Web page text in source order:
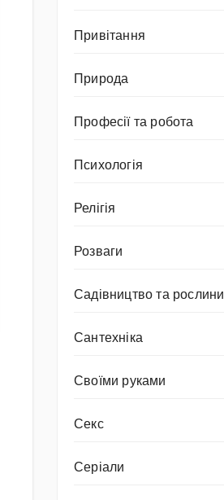
Привітання
Природа
Професії та робота
Психологія
Релігія
Розваги
Садівництво та рослини
Сантехніка
Своїми руками
Секс
Серіали